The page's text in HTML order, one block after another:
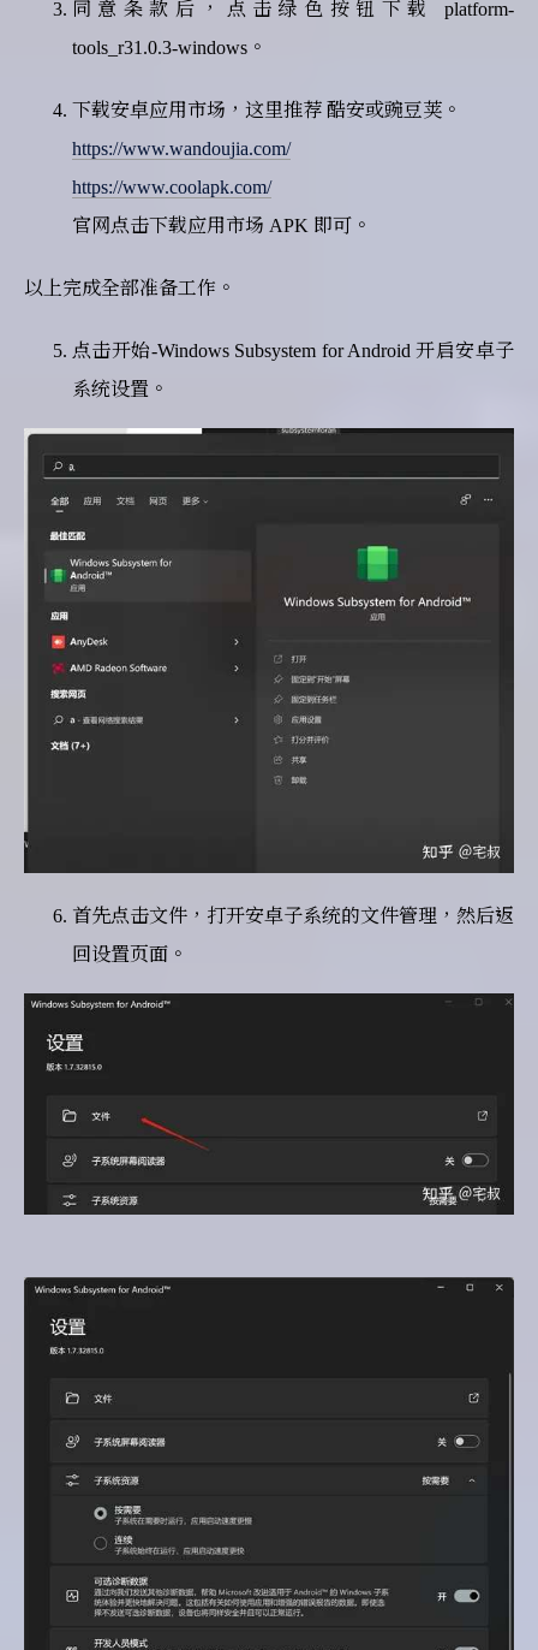
同意条款后，点击绿色按钮下载 platform-
tools_r31.0.3-windows。
下载安卓应用市场，这里推荐 酷安或豌豆荚。
https://www.wandoujia.com/
https://www.coolapk.com/
官网点击下载应用市场 APK 即可。
以上完成全部准备工作。
点击开始-Windows Subsystem for Android 开启安卓子
系统设置。
首先点击文件，打开安卓子系统的文件管理，然后返
回设置页面。